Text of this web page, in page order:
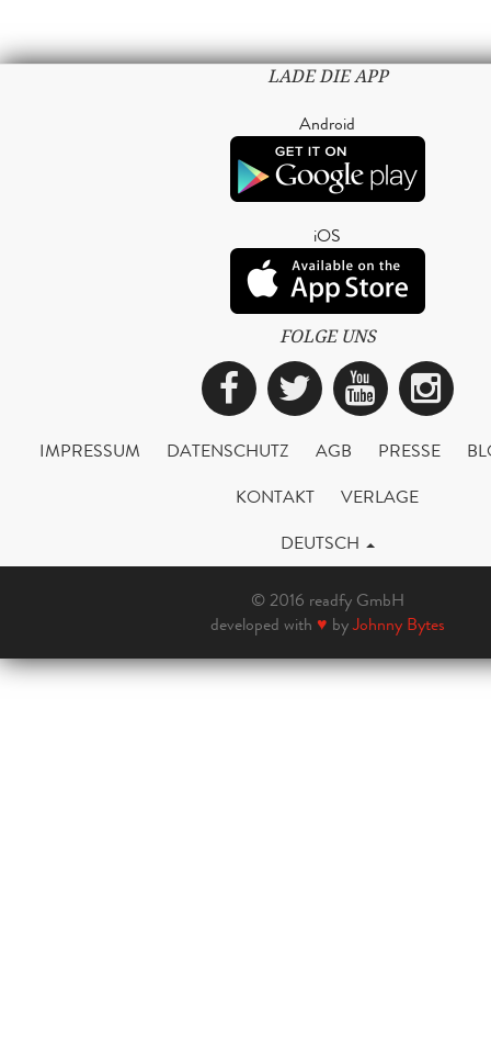
LADE DIE APP
Android
iOS
FOLGE UNS
Facebook
Twitter
IMPRESSUM DATENSCHUTZ AGB PRESSE
KONTAKT
VERLAGE
DEUTSCH
© 2016 readfy GmbH
developed with ♥ byJohnny Bytes